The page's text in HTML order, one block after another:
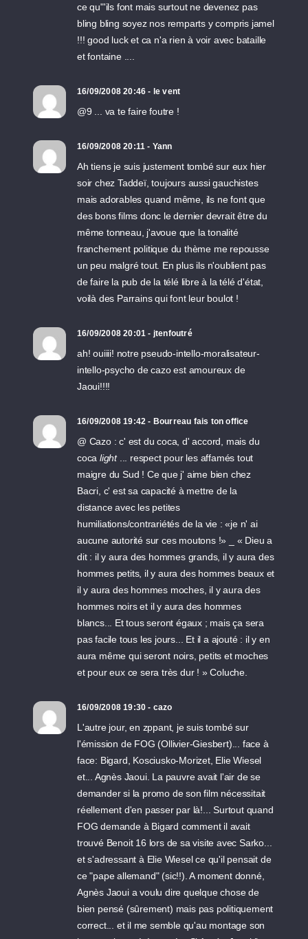
ce qu"'ils font mais surtout ne devenez pas
bling bling soyez nos remparts y compris jamel
!!! good luck et ca n'a rien à voir avec bataille
et fontaine ....
16/09/2008 20:46 - le vent
@9 ... va te faire foutre !
16/09/2008 20:11 - Yann
Ah tiens je suis justement tombé sur eux hier
soir chez Taddeï, toujours aussi gauchistes
mais adorables quand même, ils ne font que
des bons films donc le dernier devrait être du
même tonneau, j'avoue que la tonalité
franchement politique du thème me repousse
un peu malgré tout. En plus ils n'oublient pas
de faire la pub de la télé libre à la télé d'état,
voilà des Parrains qui font leur boulot !
16/09/2008 20:01 - jtenfoutré
ah! ouiiii! notre pseudo-intello-moralisateur-
intello-psycho de cazo est amoureux de
Jaoui!!!!
16/09/2008 19:42 - Bourreau fais ton office
@ Cazo : c' est du coca, d' accord, mais du
coca light... respect pour les affamés tout
maigre du Sud ! Ce que j' aime bien chez
Bacri, c' est sa capacité à mettre de la
distance avec les petites
humiliations/contrariétés de la vie : «je n' ai
aucune autorité sur ces moutons !» _ « Dieu a
dit : il y aura des hommes grands, il y aura des
hommes petits, il y aura des hommes beaux et
il y aura des hommes moches, il y aura des
hommes noirs et il y aura des hommes
blancs... Et tous seront égaux ; mais ça sera
pas facile tous les jours... Et il a ajouté : il y en
aura même qui seront noirs, petits et moches
et pour eux ce sera très dur ! » Coluche.
16/09/2008 19:30 - cazo
L'autre jour, en zppant, je suis tombé sur
l'émission de FOG (Ollivier-Giesbert)... face à
face: Bigard, Kosciusko-Morizet, Elie Wiesel
et... Agnès Jaoui. La pauvre avait l'air de se
demander si la promo de son film nécessitait
réellement d'en passer par là!... Surtout quand
FOG demande à Bigard comment il avait
trouvé Benoit 16 lors de sa visite avec Sarko...
et s'adressant à Elie Wiesel ce qu'il pensait de
ce "pape allemand" (sic!!). A moment donné,
Agnès Jaoui a voulu dire quelque chose de
bien pensé (sûrement) mais pas politiquement
correct... et il me semble qu'au montage son